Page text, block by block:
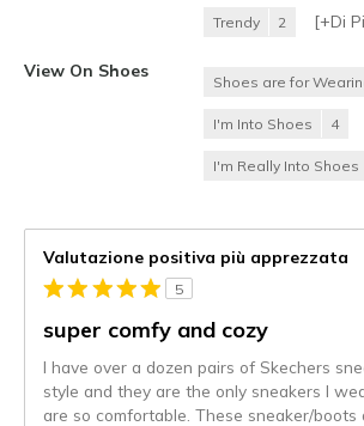
Trendy 2 [+Di
View On Shoes
Shoes are for
I'm Into Shoes 4
I'm Really Into Shoes
Valutazione positiva più apprezzata
5
super comfy and cozy
I have over a dozen pairs of Skechers
style and they are the only sneakers I
are so comfortable. These sneaker/boots